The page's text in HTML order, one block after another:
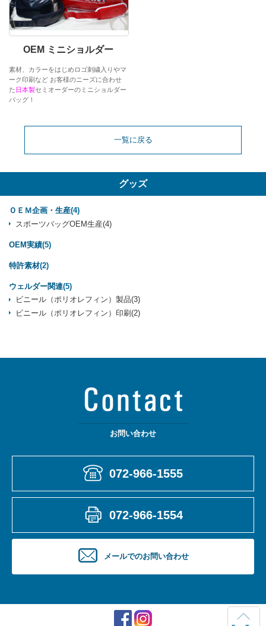
OEM ミニショルダー
素材、カラーをはじめロゴ刺繍入りやマ
ーク印刷など お客様のニーズに合わせ
た日本製セミオーダーのミニショルダー
バッグ！
一覧に戻る
グッズ
ＯＥＭ企画・生産(4)
スポーツバッグOEM生産(4)
OEM実績(5)
特許素材(2)
ウェルダー関連(5)
ビニール（ポリオレフィン）製品(3)
ビニール（ポリオレフィン）印刷 (2)
お問い合わせ
072-966-1555
072-966-1554
メールでのお問い合わせ